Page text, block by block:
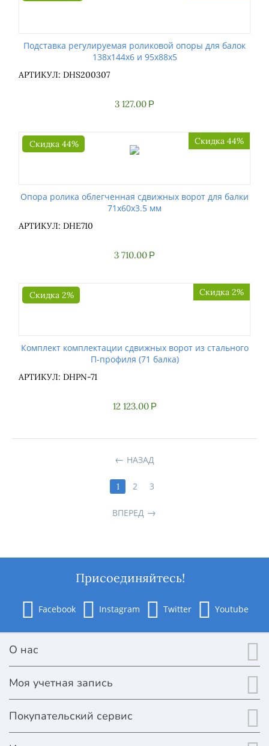
Подставка регулируемая роликовой опоры для балок
138x144x6 и 95x88x5
АРТИКУЛ: DHS200307
3 127.00 Р
Скидка 44% Скидка 44%
Опора ролика облегченная сдвижных ворот для балки
71х60х3.5 мм
АРТИКУЛ: DHE710
3 710.00 Р
Скидка 2% Скидка 2%
Комплект комплектации сдвижных ворот из стального
П-профиля (71 балка)
АРТИКУЛ: DHPN-71
12 123.00 Р
НАЗАД
1 2 3
ВПЕРЕД
Присоединяйтесь!
Facebook Instagram Twitter Youtube
О нас
Моя учетная запись
Покупательский сервис